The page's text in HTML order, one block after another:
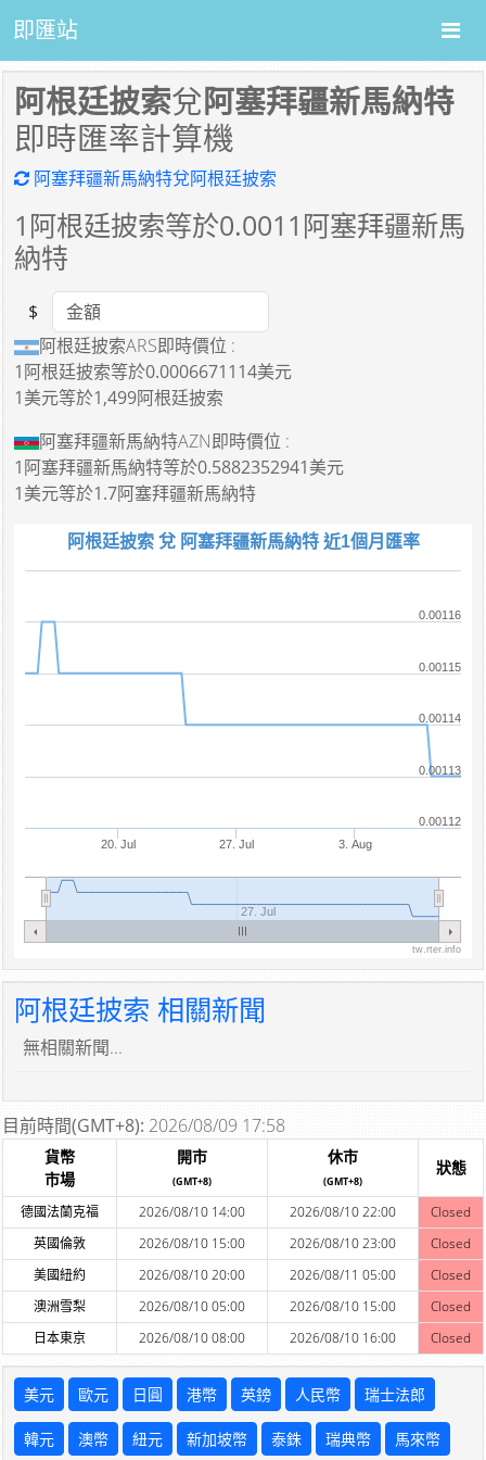
即匯站
阿根廷披索兌阿塞拜疆新馬納特
即時匯率計算機
阿塞拜疆新馬納特兌阿根廷披索
1 阿根廷披索等於0.0011 阿塞拜疆新馬
納特
Amount
$
阿根廷披索ARS即時價位 :
1阿根廷披索等於0.0006671114美元
1美元等於1,499阿根廷披索
阿塞拜疆新馬納特AZN即時價位 :
1阿塞拜疆新馬納特等於0.5882352941美元
1美元等於1.7阿塞拜疆新馬納特
阿根廷披索 兌 阿塞拜疆新馬納特 近1個月匯率
20. Jul 27. Jul 3. Aug
27. Jul
0.00112
0.00113
0.00114
0.00115
0.00116
tw.rter.info
阿根廷披索 相關新聞
無相關新聞...
目前時間(GMT+8): 2026/08/09 17:58
貨幣
市場
開市
(GMT+8)
休市
(GMT+8)
狀態
德國法蘭克福 2026/08/10 14:00 2026/08/10 22:00
Closed
英國倫敦
2026/08/10 15:00 2026/08/10 23:00
Closed
美國紐約
2026/08/10 20:00 2026/08/11 05:00
Closed
澳洲雪梨
2026/08/10 05:00 2026/08/10 15:00
Closed
日本東京
2026/08/10 08:00 2026/08/10 16:00 Closed
美元 歐元 日圓 港幣 英鎊 人民幣 瑞士法郎
韓元 澳幣 紐元 新加坡幣 泰銖 瑞典幣 馬來幣